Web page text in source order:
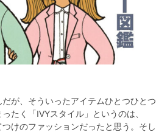
が、そういったアイテムひとつひとつ
たく「IVYスタイル」というのは、
つけのファッションだったと思う。そし